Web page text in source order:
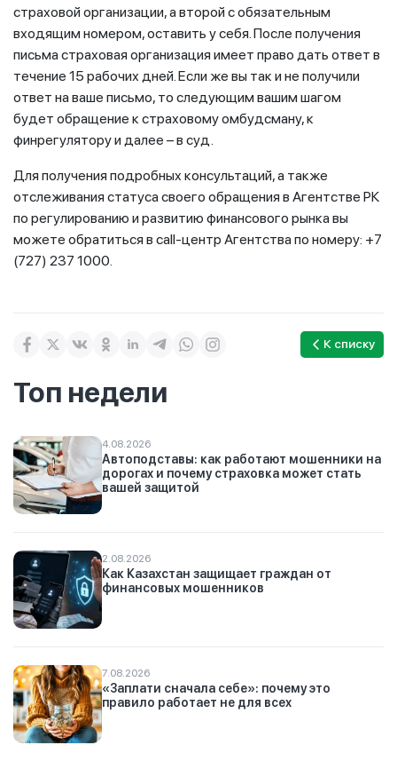
страховой организации, а второй с обязательным
входящим номером, оставить у себя. После получения
письма страховая организация имеет право дать ответ в
течение 15 рабочих дней. Если же вы так и не получили
ответ на ваше письмо, то следующим вашим шагом
будет обращение к страховому омбудсману, к
финрегулятору и далее – в суд.
Для получения подробных консультаций, а также
отслеживания статуса своего обращения в Агентстве РК
по регулированию и развитию финансового рынка вы
можете обратиться в call-центр Агентства по номеру: +7
(727) 237 1000.
К списку
Топ недели
4.08.2026
Автоподставы: как работают мошенники на
дорогах и почему страховка может стать
вашей защитой
2.08.2026
Как Казахстан защищает граждан от
финансовых мошенников
7.08.2026
«Заплати сначала себе»: почему это
правило работает не для всех